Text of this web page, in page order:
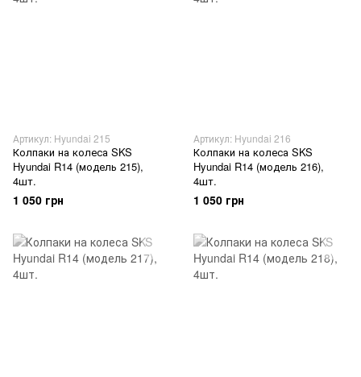
Артикул: Hyundai 215
Колпаки на колеса SKS
Hyundai R14 (модель 215),
4шт.
1 050 грн
Артикул: Hyundai 216
Колпаки на колеса SKS
Hyundai R14 (модель 216),
4шт.
1 050 грн